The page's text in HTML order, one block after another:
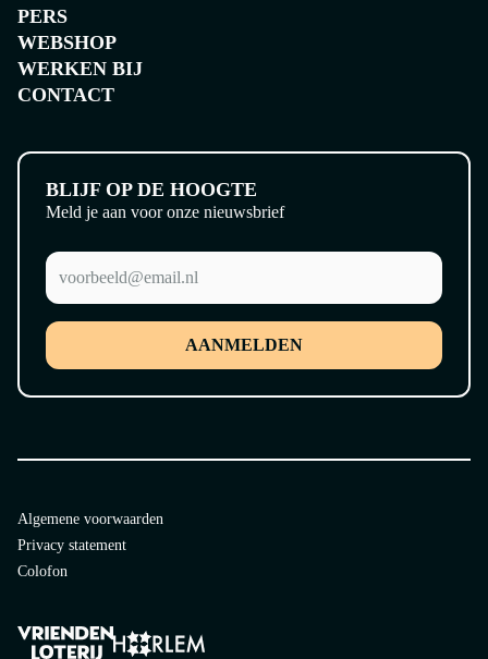
MUSEUM
PERS
WEBSHOP
WERKEN BIJ
CONTACT
BLIJF OP DE HOOGTE
Meld je aan voor onze nieuwsbrief
AANMELDEN
Algemene voorwaarden
Privacy statement
Colofon